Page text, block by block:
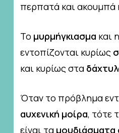
περπατά και ακουμπά
Το μυρμήγκιασμα και η
εντοπίζονται κυρίως
και κυρίως στα
Όταν το πρόβλημα
αυχενική μοίρα, τότε
είναι τα μουδιάσματα